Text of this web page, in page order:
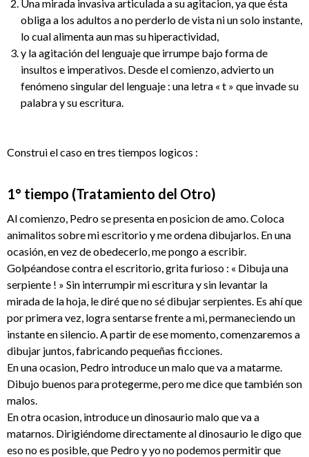
Una mirada invasiva articulada a su agitacion, ya que ésta
obliga a los adultos a no perderlo de vista ni un solo instante,
lo cual alimenta aun mas su hiperactividad,
y la agitación del lenguaje que irrumpe bajo forma de
insultos e imperativos. Desde el comienzo, advierto un
fenómeno singular del lenguaje : una letra « t » que invade su
palabra y su escritura.
Construi el caso en tres tiempos logicos :
1° tiempo (Tratamiento del Otro)
Al comienzo, Pedro se presenta en posicion de amo. Coloca
animalitos sobre mi escritorio y me ordena dibujarlos. En una
ocasión, en vez de obedecerlo, me pongo a escribir.
Golpéandose contra el escritorio, grita furioso : « Dibuja una
serpiente ! » Sin interrumpir mi escritura y sin levantar la
mirada de la hoja, le diré que no sé dibujar serpientes. Es ahí que
por primera vez, logra sentarse frente a mi, permaneciendo un
instante en silencio. A partir de ese momento, comenzaremos a
dibujar juntos, fabricando pequeñas ficciones.
En una ocasion, Pedro introduce un malo que va a matarme.
Dibujo buenos para protegerme, pero me dice que también son
malos.
En otra ocasion, introduce un dinosaurio malo que va a
matarnos. Dirigiéndome directamente al dinosaurio le digo que
eso no es posible, que Pedro y yo no podemos permitir que